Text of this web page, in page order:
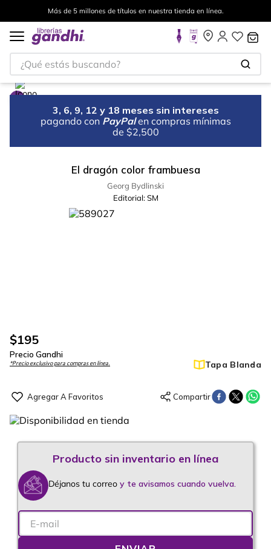
Más de 5 millones de títulos en nuestra tienda en línea.
¿Qué estás buscando?
3, 6, 9, 12 y 18 meses sin intereses
pagando con PayPal en compras mínimas
de $2,500
El dragón color frambuesa
Georg Bydlinski
Editorial: SM
$195
Precio Gandhi
*Precio exclusivo para compras en línea. Tapa Blanda
Déjanos tu correo y te avisamos cuando vuelva.